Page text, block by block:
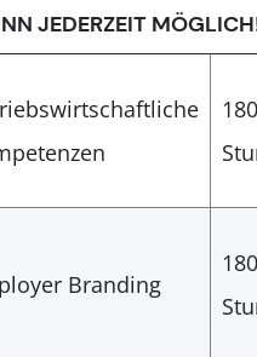
JEDERZEIT
180
Branding
180